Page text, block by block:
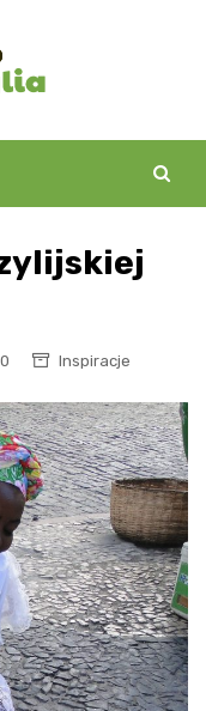
Inspiracje